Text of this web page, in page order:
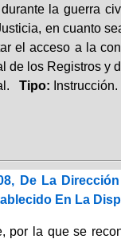
la guerra
en cuanto
el acceso a la
de los Registros y
Tipo: Instrucción.
De La
En La
por la que se